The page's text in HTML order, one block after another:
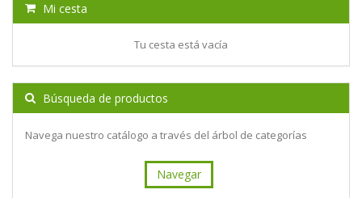
Mi cesta
Tu cesta está vacía
Búsqueda de productos
Navega nuestro catálogo a través del árbol de categorías
Navegar